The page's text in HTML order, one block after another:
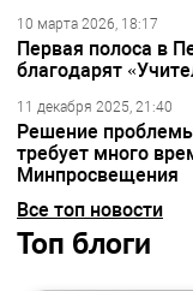
10 марта 2026, 18:17
Первая полоса в
благодарят
11 декабря 2025, 21:40
Решение
требует много
Минпросвещения
Все топ новости
Топ блоги